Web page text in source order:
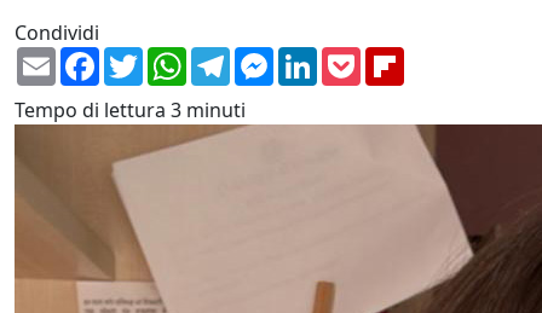
Condividi
EmailFacebook
TwitterWhatsApp
TelegramMessenger
LinkedIn
Pocket
Tempo di lettura 3 minuti